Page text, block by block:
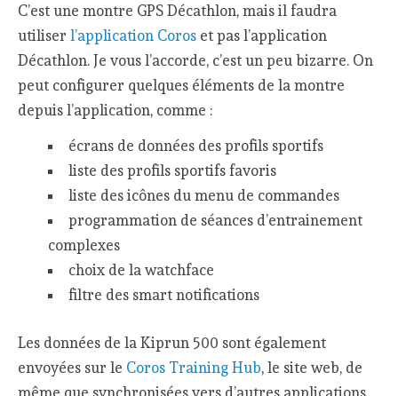
C’est une montre GPS Décathlon, mais il faudra
utiliserl’application Coros et pas l’application
Décathlon. Je vous l’accorde, c’est un peu bizarre. On
peut configurer quelques éléments de la montre
depuis l’application, comme :
écrans de données des profils sportifs
liste des profils sportifs favoris
liste des icônes du menu de commandes
programmation de séances d’entrainement
complexes
choix de la watchface
filtre des smart notifications
Les données de la Kiprun 500 sont également
envoyées sur le Coros Training Hub, le site web, de
même que synchronisées vers d’autres applications